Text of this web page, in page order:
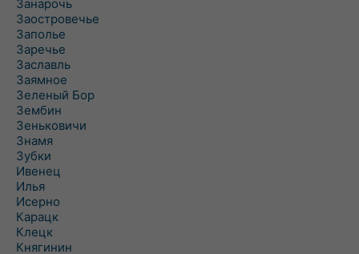
Занарочь
Заостровечье
Заполье
Заречье
Заславль
Заямное
Зеленый Бор
Зембин
Зеньковичи
Знамя
Зубки
Ивенец
Илья
Исерно
Карацк
Клецк
Княгинин